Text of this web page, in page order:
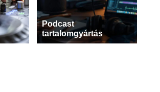
Podcast
tartalomgyártás